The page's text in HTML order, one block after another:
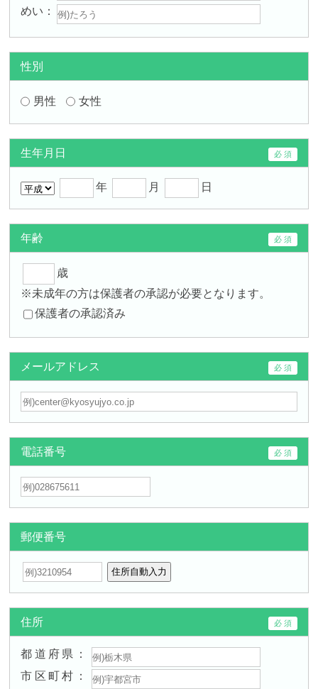
めい
性別
男性 女性
生年月日
年 月 日
年齢
歳
※未成年の方は保護者の承認が必要となります。
保護者の承認済み
メールアドレス
電話番号
郵便番号
住所
都道府県
市区町村